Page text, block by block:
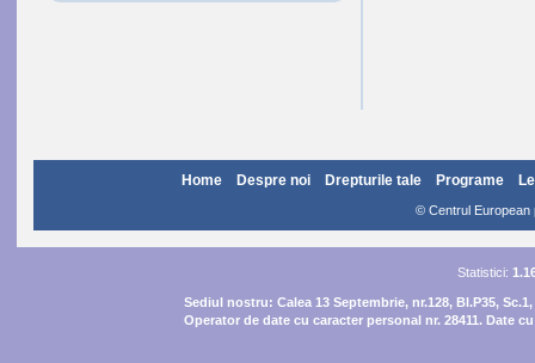
Home Despre noi Drepturile tale Programe
© Centrul European
Statistici:
Sediul nostru: Calea 13 Septembrie, nr.128, Bl.P35,
Operator de date cu caracter personal nr. 28411. Date